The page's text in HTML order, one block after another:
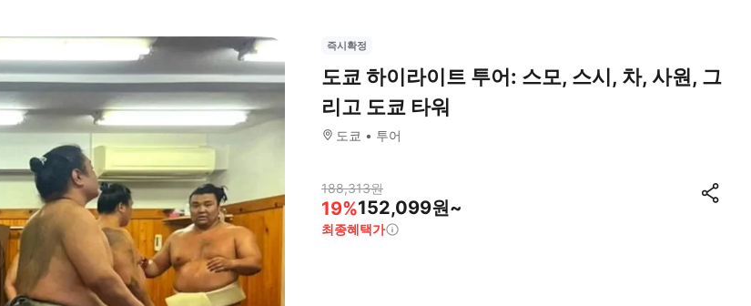
즉시확정
도쿄 하이라이트 투어: 스모, 스시, 차, 사원, 그
리고 도쿄 타워
도쿄 투어
188,313원
19%152,099원~
최종혜택가